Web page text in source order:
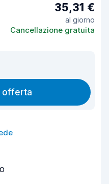
35,31 €
al giorno
Cancellazione gratuita
offerta